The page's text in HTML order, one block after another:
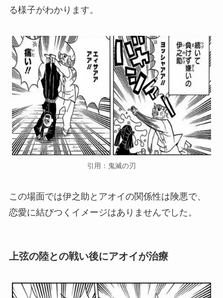
る様子がわかります。
引用：鬼滅の刃
この場面では伊之助とアオイの関係性は険悪で、
恋愛に結びつくイメージはありませんでした。
上弦の陸との戦い後にアオイが治療